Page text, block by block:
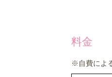
料金
※自費によ